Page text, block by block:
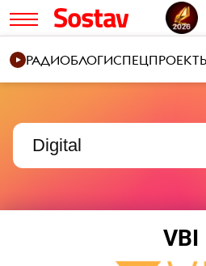
РАДИОБЛОГИ
Digital
VBI